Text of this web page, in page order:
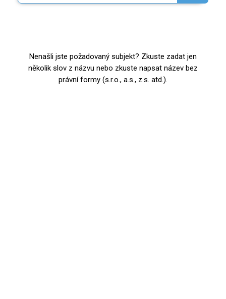
Nenašli jste požadovaný subjekt? Zkuste zadat jen
několik slov z názvu nebo zkuste napsat název bez
právní formy (s.r.o., a.s., z.s. atd.).